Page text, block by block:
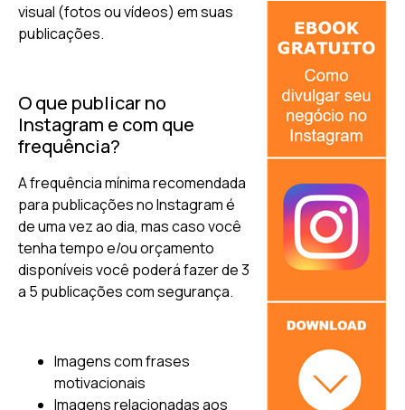
visual (fotos ou vídeos) em suas
publicações.
O que publicar no
Instagram e com que
frequência?
A frequência mínima recomendada
para publicações no Instagram é
de uma vez ao dia, mas caso você
tenha tempo e/ou orçamento
disponíveis você poderá fazer de 3
a 5 publicações com segurança.
Imagens com frases
motivacionais
Imagens relacionadas aos